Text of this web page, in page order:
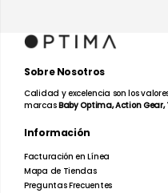
Sobre Nosotros
Calidad y excelencia son los
marcasBaby Optima, Action
Información
Facturación en Línea
Mapa de Tiendas
Preguntas Frecuentes